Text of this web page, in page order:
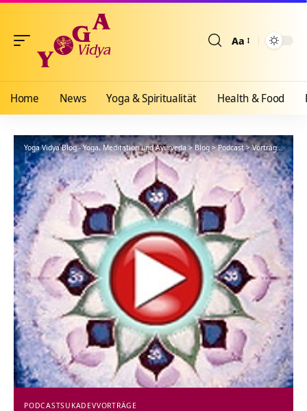
Aa
Home News Yoga & Spiritualität Health & Food
Yoga Vidya Blog - Yoga, Meditation und Ayurveda>Blog>Podcast>Vorträge >
PODCASTSUKADEVVORTRÄGE